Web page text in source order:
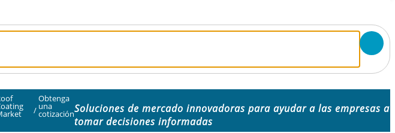
/
Obtenga
una
cotizaciónSoluciones de mercado innovadoras para ayudar a las empresas a
tomar decisiones informadas